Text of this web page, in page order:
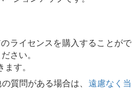
ライセンスを購入することがで
さい。
す。
質問がある場合は、 遠慮なく当